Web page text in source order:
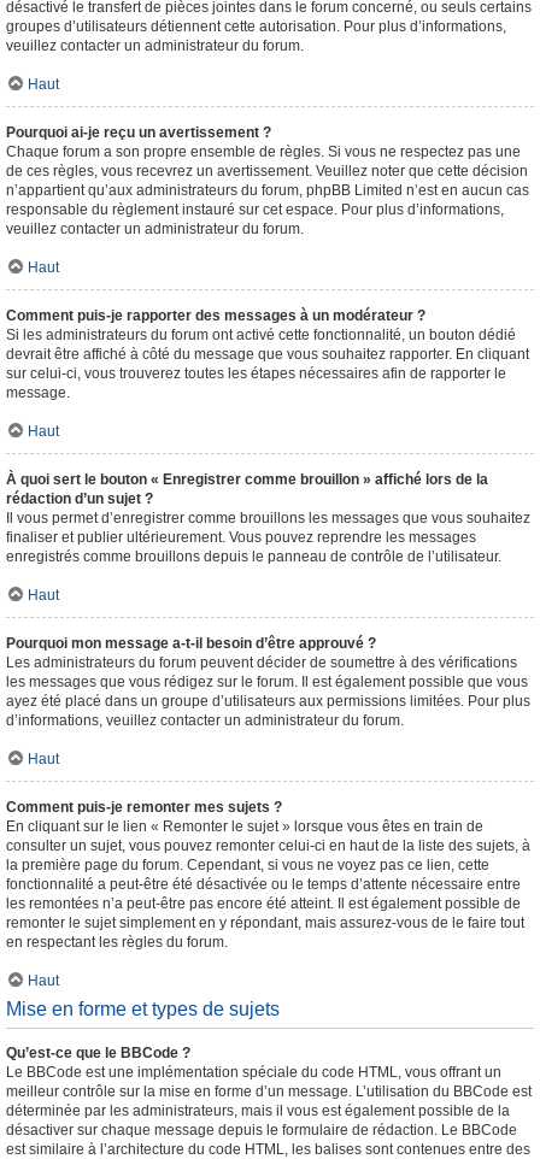
désactivé le transfert de pièces jointes dans le forum concerné, ou seuls certains
groupes d’utilisateurs détiennent cette autorisation. Pour plus d’informations,
veuillez contacter un administrateur du forum.
Haut
Pourquoi ai-je reçu un avertissement ?
Chaque forum a son propre ensemble de règles. Si vous ne respectez pas une
de ces règles, vous recevrez un avertissement. Veuillez noter que cette décision
n’appartient qu’aux administrateurs du forum, phpBB Limited n’est en aucun cas
responsable du règlement instauré sur cet espace. Pour plus d’informations,
veuillez contacter un administrateur du forum.
Haut
Comment puis-je rapporter des messages à un modérateur ?
Si les administrateurs du forum ont activé cette fonctionnalité, un bouton dédié
devrait être affiché à côté du message que vous souhaitez rapporter. En cliquant
sur celui-ci, vous trouverez toutes les étapes nécessaires afin de rapporter le
message.
Haut
À quoi sert le bouton « Enregistrer comme brouillon » affiché lors de la
rédaction d’un sujet ?
Il vous permet d’enregistrer comme brouillons les messages que vous souhaitez
finaliser et publier ultérieurement. Vous pouvez reprendre les messages
enregistrés comme brouillons depuis le panneau de contrôle de l’utilisateur.
Haut
Pourquoi mon message a-t-il besoin d’être approuvé ?
Les administrateurs du forum peuvent décider de soumettre à des vérifications
les messages que vous rédigez sur le forum. Il est également possible que vous
ayez été placé dans un groupe d’utilisateurs aux permissions limitées. Pour plus
d’informations, veuillez contacter un administrateur du forum.
Haut
Comment puis-je remonter mes sujets ?
En cliquant sur le lien « Remonter le sujet » lorsque vous êtes en train de
consulter un sujet, vous pouvez remonter celui-ci en haut de la liste des sujets, à
la première page du forum. Cependant, si vous ne voyez pas ce lien, cette
fonctionnalité a peut-être été désactivée ou le temps d’attente nécessaire entre
les remontées n’a peut-être pas encore été atteint. Il est également possible de
remonter le sujet simplement en y répondant, mais assurez-vous de le faire tout
en respectant les règles du forum.
Haut
Mise en forme et types de sujets
Qu’est-ce que le BBCode ?
Le BBCode est une implémentation spéciale du code HTML, vous offrant un
meilleur contrôle sur la mise en forme d’un message. L’utilisation du BBCode est
déterminée par les administrateurs, mais il vous est également possible de la
désactiver sur chaque message depuis le formulaire de rédaction. Le BBCode
est similaire à l’architecture du code HTML, les balises sont contenues entre des